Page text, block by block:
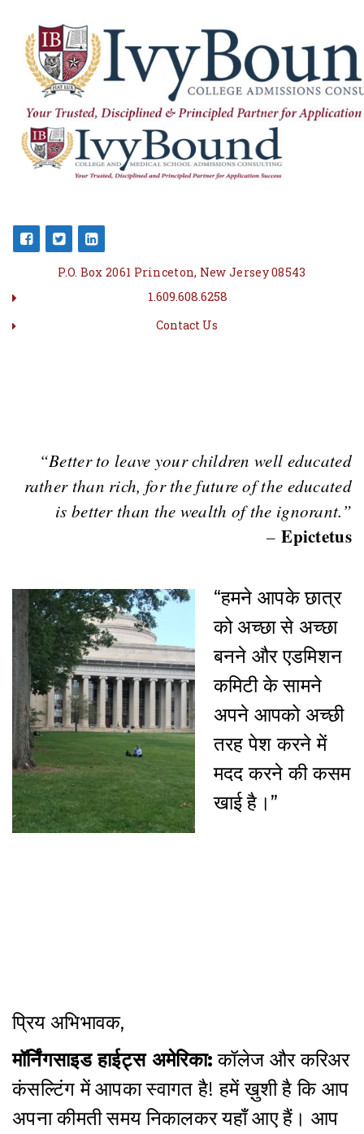
P.O. Box 2061 Princeton, New Jersey 08543
1.609.608.6258
Contact Us
“Better to leave your children well educated
rather than rich, for the future of the educated
is better than the wealth of the ignorant.”
– Epictetus
“हमने आपके छात्र
को अच्छा से अच्छा
बनने और एडमिशन
कमिटी के सामने
अपने आपको अच्छी
तरह पेश करने में
मदद करने की कसम
खाई है।”
प्रिय अभिभावक,
मॉर्निंगसाइड हाईट्स अमेरिका: कॉलेज और करिअर
कंसल्टिंग में आपका स्वागत है! हमें ख़ुशी है कि आप
अपना कीमती समय निकालकर यहाँ आए हैं। आप